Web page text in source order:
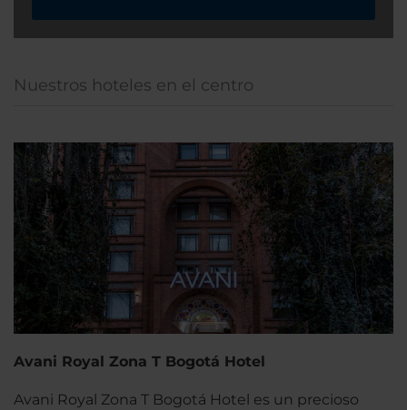
Nuestros hoteles en el centro
Avani Royal Zona T Bogotá Hotel
Avani Royal Zona T Bogotá Hotel es un precioso